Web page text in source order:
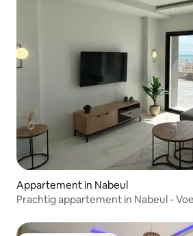
Appartement in Nabeul‎
Prachtig appartement in Nabeul -